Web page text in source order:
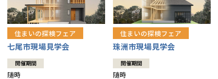
住まいの探検フェア
七尾市現場見学会
開催期間
随時
住まいの探検フェア
珠洲市現場見学会
開催期間
随時